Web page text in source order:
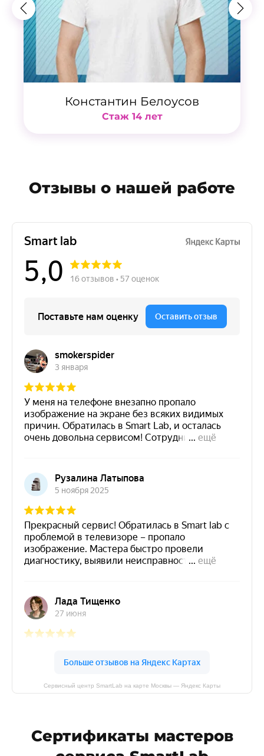
Константин Белоусов
Стаж 14 лет
Отзывы о нашей работе
Сервисный центр SmartLab на карте Москвы — Яндекс Карты
Сертификаты мастеров